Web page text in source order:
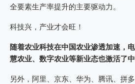
全要素生产率提升的主要驱动力。
科技兴，产业才会旺！
随着农业科技在中国农业渗透加速，
慧农业、数字农业等新业态也激活了
另外，阿里、京东、华为、腾讯、拼